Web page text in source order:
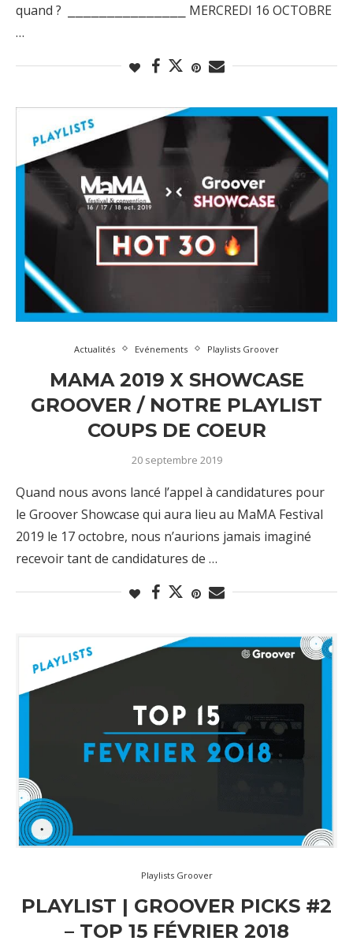
quand ? ⎯⎯⎯⎯⎯⎯⎯⎯⎯⎯⎯⎯⎯⎯⎯ MERCREDI 16 OCTOBRE
…
Actualités Evénements Playlists Groover
MAMA 2019 X SHOWCASE
GROOVER / NOTRE PLAYLIST
COUPS DE COEUR
20 septembre 2019
Quand nous avons lancé l’appel à candidatures pour
le Groover Showcase qui aura lieu au MaMA Festival
2019 le 17 octobre, nous n’aurions jamais imaginé
recevoir tant de candidatures de …
Playlists Groover
PLAYLIST | GROOVER PICKS #2
– TOP 15 FÉVRIER 2018